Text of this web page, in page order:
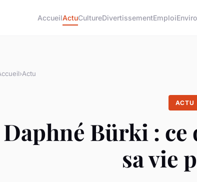
AccueilActuCultureDivertissementEmploi
›Actu
ACTU
Daphné Bürki : ce
sa vie